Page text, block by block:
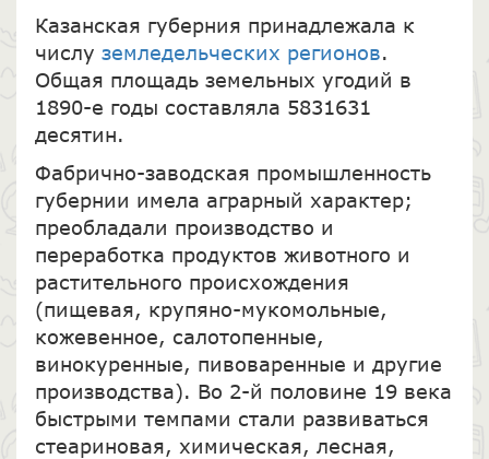
Казанская губерния принадлежала к
числу земледельческих регионов.
Общая площадь земельных угодий в
1890-е годы составляла 5831631
десятин.
Фабрично-заводская промышленность
губернии имела аграрный характер;
преобладали производство и
переработка продуктов животного и
растительного происхождения
(пищевая, крупяно-мукомольные,
кожевенное, салотопенные,
винокуренные, пивоваренные и другие
производства). Во 2-й половине 19 века
быстрыми темпами стали развиваться
стеариновая, химическая, лесная,